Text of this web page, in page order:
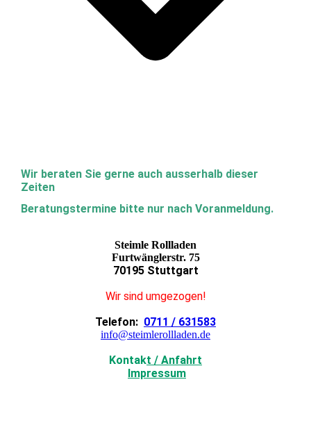
Wir beraten Sie gerne auch ausserhalb dieser
Zeiten
Beratungstermine bitte nur nach Voranmeldung.
Steimle Rollladen
Furtwänglerstr. 75
70195 Stuttgart
Wir sind umgezogen!
Telefon: 0711 / 631583
info@steimlerollladen.de
Kontakt / Anfahrt
Impressum